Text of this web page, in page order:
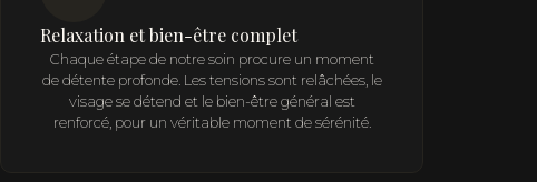
Relaxation et bien-être complet
Chaque étape de notre soin procure un moment
de détente profonde. Les tensions sont relâchées, le
visage se détend et le bien-être général est
renforcé, pour un véritable moment de sérénité.